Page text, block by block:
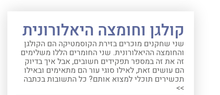
קולגן וחומצה היאלורונית
שני שחקנים מוכרים בזירת הקוסמטיקה הם הקולגן
והחומצה ההיאלורונית. שני החומרים הללו משלימים
זה את זה במספר תפקידים חשובים, אבל איך בדיוק
הם עושים זאת, לאילו סוגי עור הם מתאימים ובאילו
תכשירים תוכלי למצוא אותם? כל התשובות בכתבה